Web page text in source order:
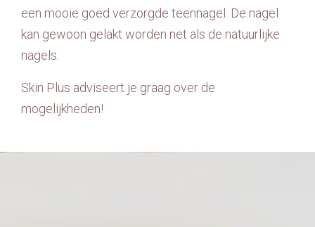
een mooie goed verzorgde teennagel. De nagel
kan gewoon gelakt worden net als de natuurlijke
nagels.
Skin Plus adviseert je graag over de
mogelijkheden!